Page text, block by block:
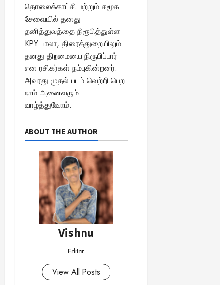
தொலைக்காட்சி மற்றும் சமூக
சேவையில் தனது
தனித்துவத்தை நிரூபித்துள்ள
KPY பாலா, திரைத்துறையிலும்
தனது திறமையை நிரூபிப்பார்
என ரசிகர்கள் நம்புகின்றனர்.
அவரது முதல் படம் வெற்றி பெற
நாம் அனைவரும்
வாழ்த்துவோம்.
ABOUT THE AUTHOR
Vishnu
Editor
View All Posts